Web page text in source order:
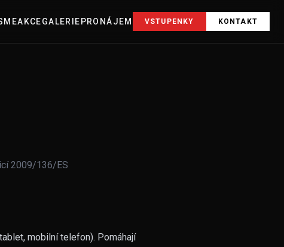
AKCEGALERIE PRONÁJEM VSTUPENKY KONTAKT
2009/136/ES
mobilní telefon). Pomáhají